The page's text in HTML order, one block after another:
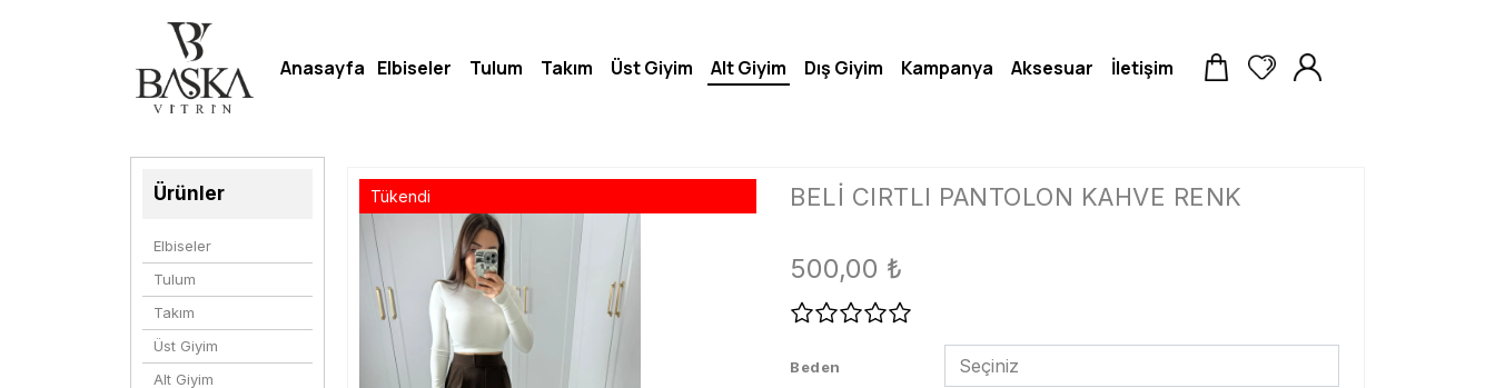
Ürünler
Elbiseler
Tulum
Takım
Üst Giyim
Alt Giyim
Tükendi BELİ CIRTLI PANTOLON KAHVE RENK
500,00 ₺
Beden
Anasayfa Elbiseler Tulum Takım Üst Giyim Alt Giyim Dış Giyim Kampanya Aksesuar İletişim